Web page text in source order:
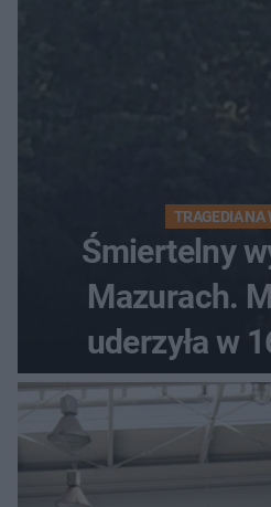
TRAGEDIA NA
Śmiertelny
Mazurach.
uderzyła w